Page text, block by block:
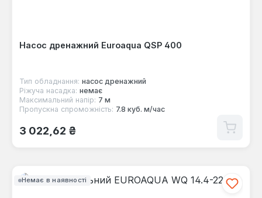
Насос дренажний Euroaqua QSP 400
Тип обладнання: насос дренажний
Ріжуча насадка: немає
Максимальний напір: 7 м
Пропускна спроможність: 7.8 куб. м/час
Звичайна ціна:
3 022,62 ₴
Немає в наявності